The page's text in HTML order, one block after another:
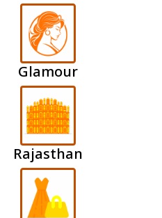
Glamour
Rajasthan